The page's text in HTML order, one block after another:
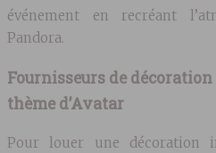
événement en recréant
Pandora.
Fournisseurs de
thème d’Avatar
Pour louer une décoration